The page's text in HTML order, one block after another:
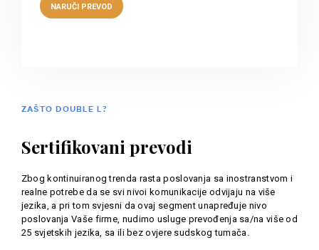
ZAŠTO DOUBLE L?
Sertifikovani prevodi
Zbog kontinuiranog trenda rasta poslovanja sa inostranstvom i
realne potrebe da se svi nivoi komunikacije odvijaju na više
jezika, a pri tom svjesni da ovaj segment unapređuje nivo
poslovanja Vaše firme, nudimo usluge prevođenja sa/na više od
25 svjetskih jezika, sa ili bez ovjere sudskog tumača.